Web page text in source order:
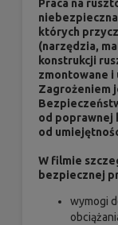
Praca na
których
(narzędzia,
konstrukcji
zmontowane i
Zagrożeniem
od poprawnej
od
W filmie
bezpiecznej
wymogi